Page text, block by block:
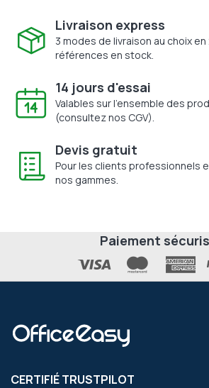
Livraison express
3 modes de livraison au choix
références en stock.
14 jours d'essai
Valables sur l'ensemble des
(consultez nos CGV).
Devis gratuit
Pour les clients professionnels
nos gammes.
Paiement
CERTIFIÉ TRUSTPILOT